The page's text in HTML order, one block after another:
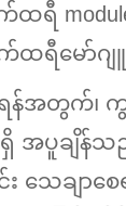
ော်ဂျူး
န်အတွက်၊
အပူချိန်
ေချာစ